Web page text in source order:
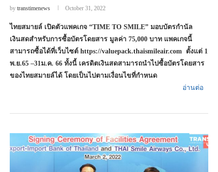
by transtimenews October 31, 2022
ไทยสมายล์ เปิดตัวแพคเกจ “TIME TO SMILE” มอบบัตรกำนัล
เงินสดสำหรับการซื้อบัตรโดยสาร มูลค่า 75,000 บาท แพคเกจนี้
สามารถซื้อได้ที่เว็บไซต์ https://valuepack.thaismileair.com ตั้งแต่ 1
พ.ย.65 –31ม.ค. 66 ทั้งนี้ เครดิตเงินสดสามารถนำไปซื้อบัตรโดยสาร
ของไทยสมายล์ได้ โดยเป็นไปตามเงื่อนไขที่กำหนด
อ่านต่อ